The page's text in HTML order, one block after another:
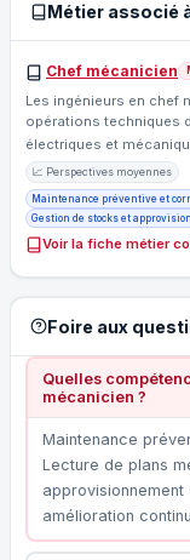
Métier associé
Chef mécanicien
Les ingénieurs en chef
opérations techniques
électriques et
📈 Perspectives moyennes
Maintenance préventive et
Gestion de stocks et
Voir la fiche métier
Foire aux
Quelles
mécanicien ?
Maintenance
Lecture de plans
approvisionnement
amélioration